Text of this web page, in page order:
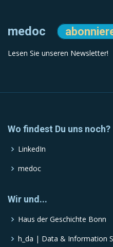
medoc
Lesen Sie unseren Newsletter!
Wo findest Du uns noch?
LinkedIn
medoc
Wir und...
Haus der Geschichte Bonn
h_da | Data & Information